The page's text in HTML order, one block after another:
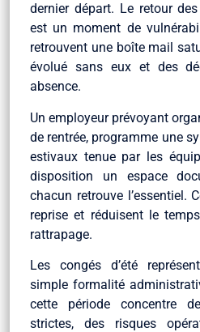
dernier départ. Le retour
est un moment de
retrouvent une boîte mail
évolué sans eux et des
absence.
Un employeur prévoyant
de rentrée, programme une
estivaux tenue par les
disposition un espace
chacun retrouve l’essentiel.
reprise et réduisent le
rattrapage.
Les congés d’été
simple formalité
cette période concentre
strictes, des risques